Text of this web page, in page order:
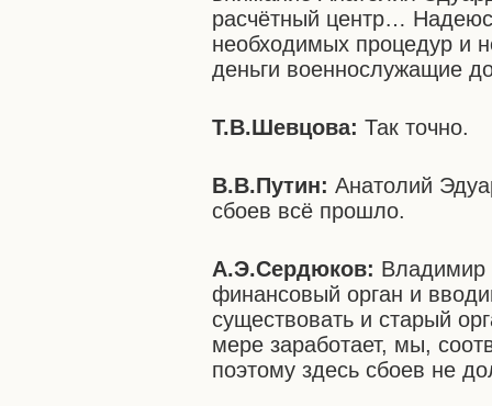
расчётный центр…
необходимых процедур и
деньги военнослужащие
Т.В.Шевцова:Так точно.
В.В.Путин: Анатолий
сбоев всё прошло.
А.Э.Сердюков: Владимир
финансовый орган и
существовать и старый
мере заработает, мы,
поэтому здесь сбоев не